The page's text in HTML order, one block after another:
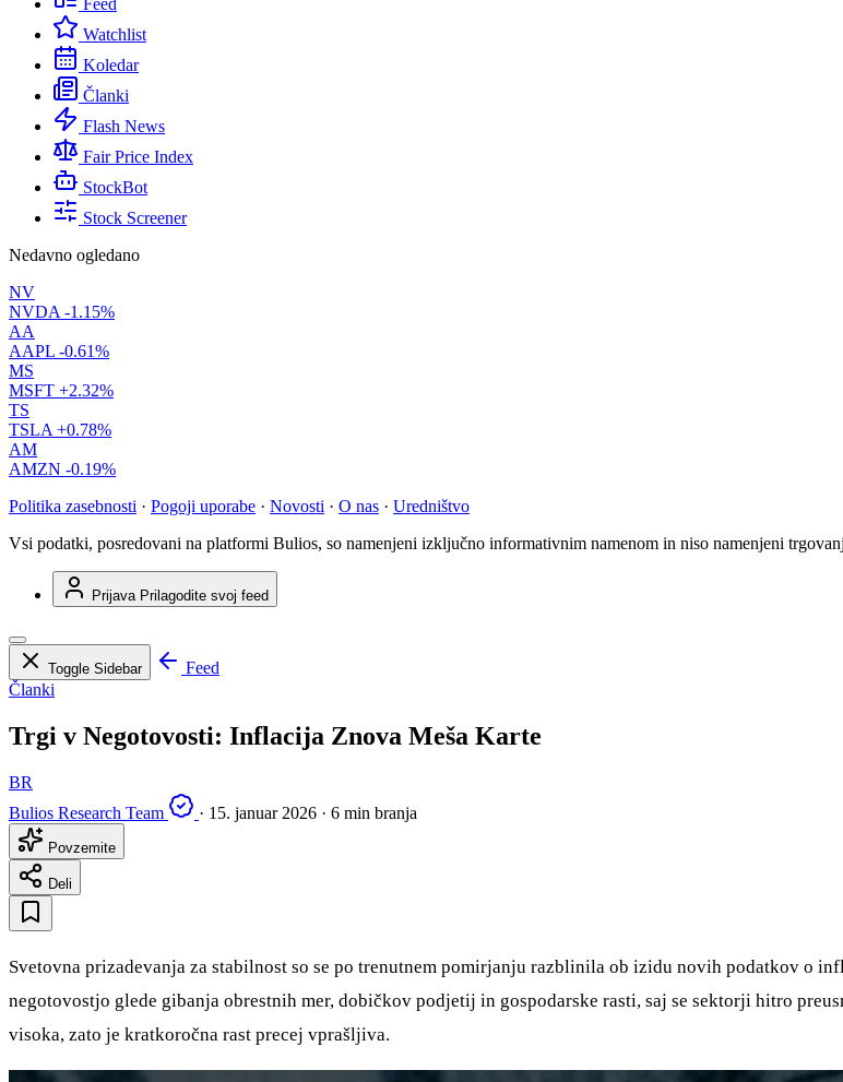
Feed
Watchlist
Koledar
Članki
Flash News
Fair Price Index
StockBot
Stock Screener
Nedavno ogledano
NV
NVDA -1.15%
AA
AAPL -0.61%
MS
MSFT +2.32%
TS
TSLA +0.78%
AM
AMZN -0.19%
Politika zasebnosti · Pogoji uporabe · Novosti · O nas · Uredništvo
Vsi podatki, posredovani na platformi Bulios, so namenjeni izključno informativnim namenom in niso namenjeni
Prijava Prilagodite svoj feed
Toggle Sidebar
Feed
Članki
Trgi v Negotovosti: Inflacija Znova Meša Karte
BR
Bulios Research Team
· 15. januar 2026 · 6 min branja
Povzemite
Deli
Svetovna prizadevanja za stabilnost so se po trenutnem pomirjanju razblinila ob izidu novih podatkov o
negotovostjo glede gibanja obrestnih mer, dobičkov podjetij in gospodarske rasti, saj se sektorji hitro
visoka, zato je kratkoročna rast precej vprašljiva.